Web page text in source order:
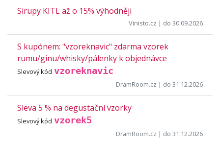
Sirupy KITL až o 15% výhodněji
Vinisto.cz | do 30.09.2026
S kupónem: "vzoreknavic" zdarma vzorek
rumu/ginu/whisky/pálenky k objednávce
Slevový kód vzoreknavic
DramRoom.cz | do 31.12.2026
Sleva 5 % na degustační vzorky
Slevový kód vzorek5
DramRoom.cz | do 31.12.2026